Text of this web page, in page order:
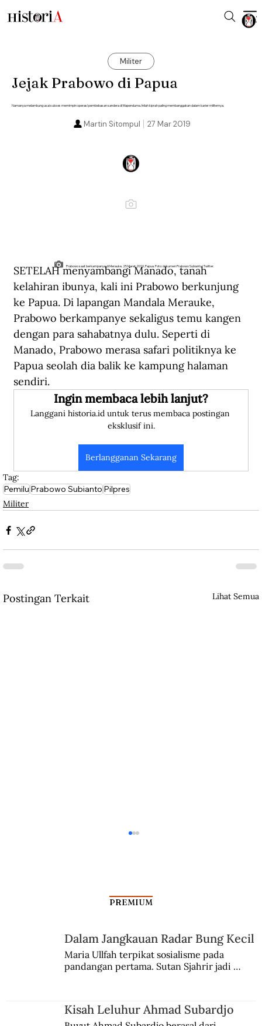
Militer
Jejak Prabowo di Papua
Namanya melambung usai sukses memimpin operasi pembebasan sandera di Mapenduma. Inilah kiprah paling membanggakan dalam karier militernya.
27 Mar 2019
Martin Sitompul
Prabowo saat berkampanye di Merauke, 25 Maret 2019, Papua. Foto: dokumen Prabowo Subianto/Twitter.
SETELAH menyambangi Manado, tanah
kelahiran ibunya, kali ini Prabowo berkunjung
ke Papua. Di lapangan Mandala Merauke,
Prabowo berkampanye sekaligus temu kangen
dengan para sahabatnya dulu. Seperti di
Manado, Prabowo merasa safari politiknya ke
Papua seolah dia balik ke kampung halaman
sendiri.
Ingin membaca lebih lanjut?
Langgani historia.id untuk terus membaca postingan
eksklusif ini.
Berlangganan Sekarang
Tag:
PemiluPrabowo SubiantoPilpres
Militer
Postingan Terkait Lihat Semua
Aksi Koboi Jenderal Moestopo
PREMIUM
Dalam Jangkauan Radar Bung Kecil
Maria Ullfah terpikat sosialisme pada
pandangan pertama. Sutan Sjahrir jadi
Kisah Leluhur Ahmad Subardjo